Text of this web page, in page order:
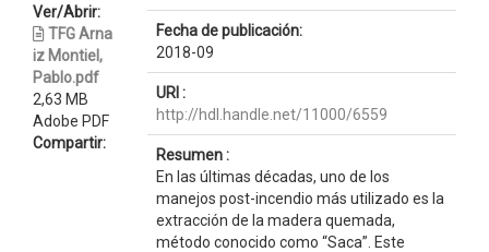
Ver/Abrir:
TFG Arna
iz Montiel,
Pablo.pdf
2,63 MB
Adobe PDF
Compartir:
Fecha de publicación:
2018-09
URI :
http://hdl.handle.net/11000/6559
Resumen :
En las últimas décadas, uno de los
manejos post-incendio más utilizado es la
extracción de la madera quemada,
método conocido como “Saca”. Este